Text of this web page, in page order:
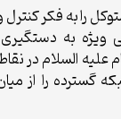
به فکر کنترل و
به دستگیری،
السلام در نقاط
را از میان